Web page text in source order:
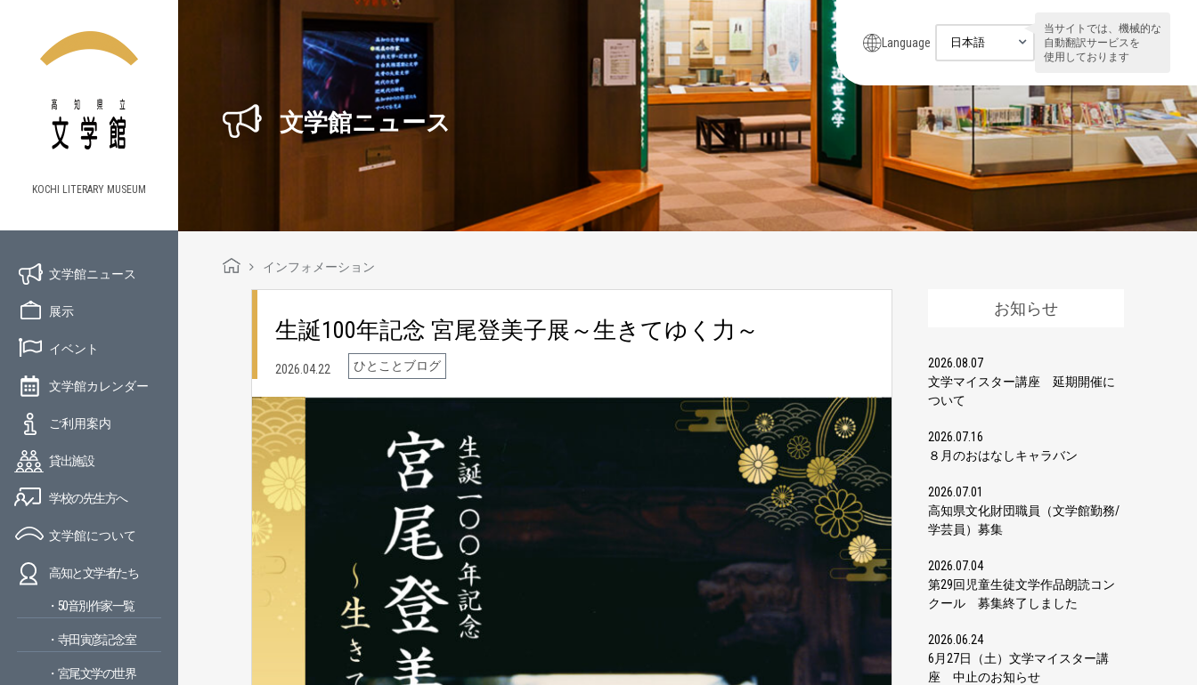
KOCHI LITERARY MUSEUM
文学館ニュース
展示
イベント
文学館カレンダー
ご利用案内
貸出施設
学校の先生方へ
文学館について
高知と文学者たち
・50音別作家一覧
・寺田寅彦記念室
・宮尾文学の世界
Language
当サイトでは、機械的な
自動翻訳サービスを
使用しております
文学館ニュース
インフォメーション
生誕100年記念 宮尾登美子展～生きてゆく力～
2026.04.22 ひとことブログ
お知らせ
2026.08.07
文学マイスター講座 延期開催に
ついて
2026.07.16
８月のおはなしキャラバン
2026.07.01
高知県文化財団職員（文学館勤務/
学芸員）募集
2026.07.04
第29回児童生徒文学作品朗読コン
クール 募集終了しました
2026.06.24
6月27日（土）文学マイスター講
座 中止のお知らせ